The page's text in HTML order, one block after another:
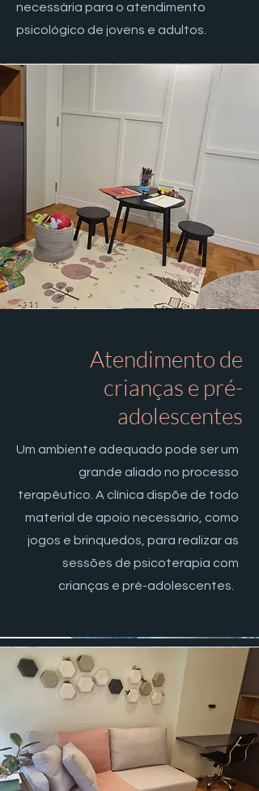
necessária para o atendimento
psicológico de jovens e adultos.
Atendimento de
crianças e pré-
adolescentes
Um ambiente adequado pode ser um
grande aliado no processo
terapêutico. A clínica dispõe de todo
material de apoio necessário, como
jogos e brinquedos, para realizar as
sessões de psicoterapia com
crianças e pré-adolescentes.